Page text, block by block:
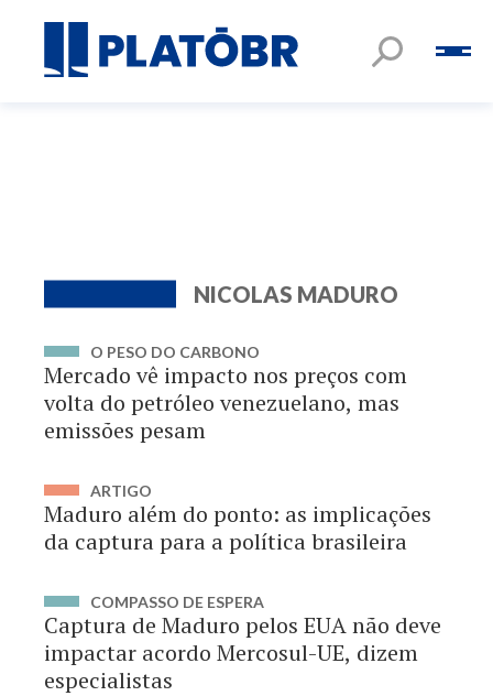
NICOLAS MADURO
O PESO DO CARBONO
Mercado vê impacto nos preços com
volta do petróleo venezuelano, mas
emissões pesam
ARTIGO
Maduro além do ponto: as implicações
da captura para a política brasileira
COMPASSO DE ESPERA
Captura de Maduro pelos EUA não deve
impactar acordo Mercosul-UE, dizem
especialistas